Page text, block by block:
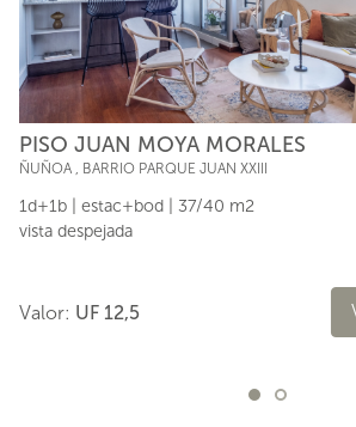
PISO JUAN MOYA MORALES
ÑUÑOA, BARRIO PARQUE JUAN XXIII
1d+1b | estac+bod | 37/40 m2
vista despejada
Valor: UF 12,5